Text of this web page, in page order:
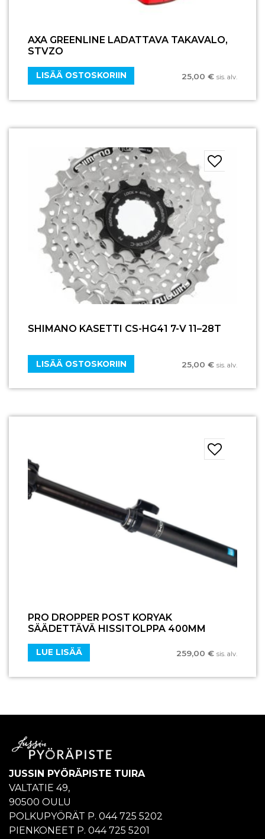
AXA GREENLINE LADATTAVA TAKAVALO,
STVZO
25,00 € sis. alv.
LISÄÄ OSTOSKORIIN
SHIMANO KASETTI CS-HG41 7-V 11–28T
25,00 € sis. alv.
LISÄÄ OSTOSKORIIN
PRO DROPPER POST KORYAK
SÄÄDETTÄVÄ HISSITOLPPA 400MM
259,00 € sis. alv.
LUE LISÄÄ
JUSSIN PYÖRÄPISTE TUIRA
VALTATIE 49,
90500 OULU
POLKUPYÖRÄT P. 044 725 5202
PIENKONEET P. 044 725 5201